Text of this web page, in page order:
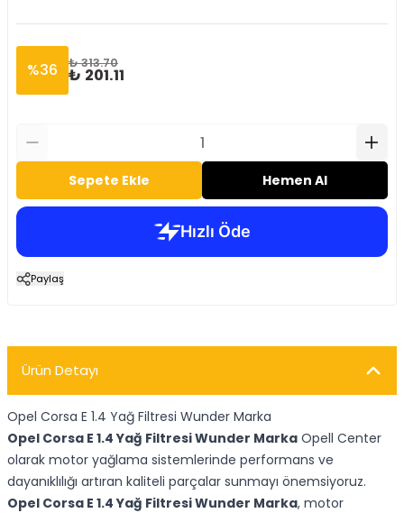
%36 ₺ 313.70
₺ 201.11
Sepete Ekle Hemen Al
Paylaş
Ürün Detayı
Opel Corsa E 1.4 Yağ Filtresi Wunder Marka
Opel Corsa E 1.4 Yağ Filtresi Wunder Marka Opell Center
olarak motor yağlama sistemlerinde performans ve
dayanıklılığı artıran kaliteli parçalar sunmayı önemsiyoruz.
Opel Corsa E 1.4 Yağ Filtresi Wunder Marka, motor